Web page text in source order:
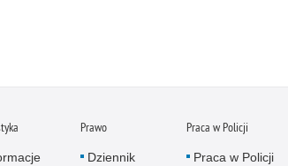
Prawo
Dziennik
Praca w Policji
Praca w Policji